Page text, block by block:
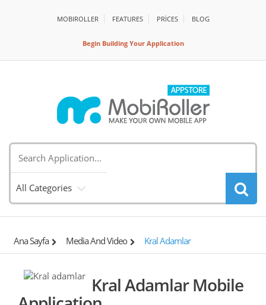
MOBIROLLER FEATURES PRİCES BLOG
Begin Building Your Application
All Categories
Ana Sayfa Media And Video Kral Adamlar
Kral Adamlar Mobile